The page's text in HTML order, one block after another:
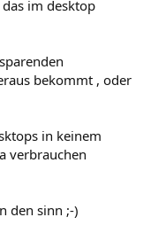
im desktop
bekommt , oder
in keinem
verbrauchen
den sinn ;-)